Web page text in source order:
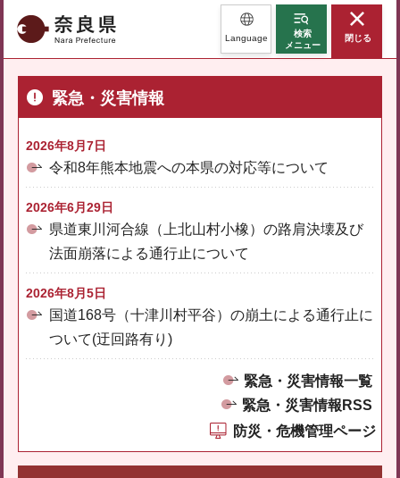
奈良県 Language
検索
メニュー
閉じる
緊急・災害情報
2026年8月7日
令和8年熊本地震への本県の対応等について
2026年6月29日
県道東川河合線（上北山村小橡）の路肩決壊及び
法面崩落による通行止について
2026年8月5日
国道168号（十津川村平谷）の崩土による通行止に
ついて(迂回路有り)
緊急・災害情報一覧
緊急・災害情報RSS
防災・危機管理ページ